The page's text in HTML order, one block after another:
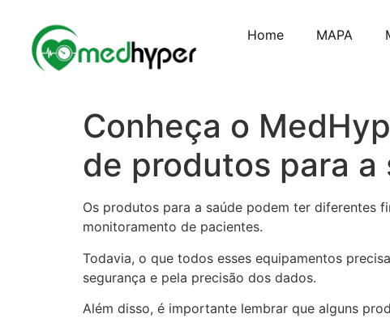
Home MAPA
Conheça o
de produtos para a
Os produtos para a saúde podem ter diferentes
monitoramento de pacientes.
Todavia, o que todos esses equipamentos
segurança e pela precisão dos dados.
Além disso, é importante lembrar que alguns